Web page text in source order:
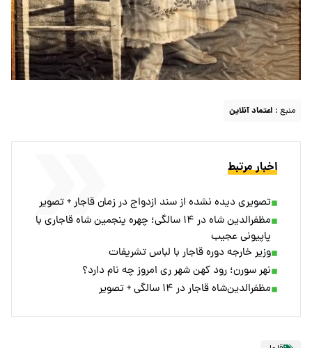
منبع : اعتماد آنلاین
اخبار مرتبط
تصویری دیده نشده از سند ازدواج در زمان قاجار + تصویر
مظفرالدین شاه در ۱۴ سالگی؛ چهره پنجمین شاه قاجاری با
پاپیونی عجیب
وزیر خارجه دوره قاجار با لباس تشریفات
نهر سورن؛ رود کهن شهر ری امروز چه نام دارد؟
مظفرالدین‌شاه قاجار در ۱۴ سالگی + تصویر